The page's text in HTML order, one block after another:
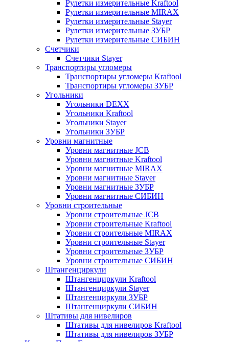
Рулетки измерительные Kraftool
Рулетки измерительные MIRAX
Рулетки измерительные Stayer
Рулетки измерительные ЗУБР
Рулетки измерительные СИБИН
Счетчики
Счетчики Stayer
Транспортиры угломеры
Транспортиры угломеры Kraftool
Транспортиры угломеры ЗУБР
Угольники
Угольники DEXX
Угольники Kraftool
Угольники Stayer
Угольники ЗУБР
Уровни магнитные
Уровни магнитные JCB
Уровни магнитные Kraftool
Уровни магнитные MIRAX
Уровни магнитные Stayer
Уровни магнитные ЗУБР
Уровни магнитные СИБИН
Уровни строительные
Уровни строительные JCB
Уровни строительные Kraftool
Уровни строительные MIRAX
Уровни строительные Stayer
Уровни строительные ЗУБР
Уровни строительные СИБИН
Штангенциркули
Штангенциркули Kraftool
Штангенциркули Stayer
Штангенциркули ЗУБР
Штангенциркули СИБИН
Штативы для нивелиров
Штативы для нивелиров Kraftool
Штативы для нивелиров ЗУБР